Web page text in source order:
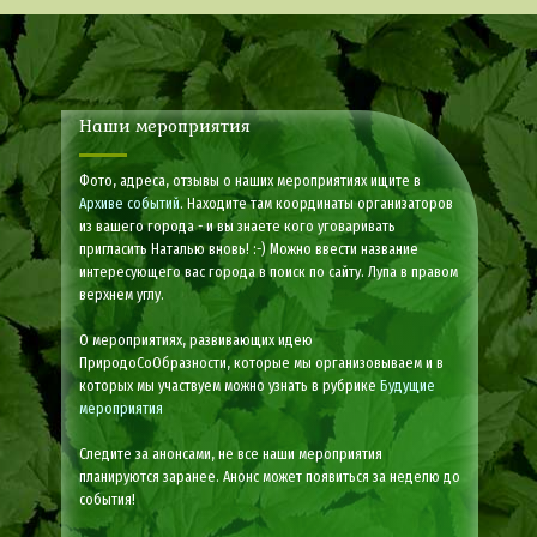
Наши мероприятия
Фото, адреса, отзывы о наших мероприятиях ищите в
Архиве событий. Находите там координаты организаторов
из вашего города - и вы знаете кого уговаривать
пригласить Наталью вновь! :-) Можно ввести название
интересующего вас города в поиск по сайту. Лупа в правом
верхнем углу.
О мероприятиях, развивающих идею
ПриродоСоОбразности, которые мы организовываем и в
которых мы участвуем можно узнать в рубрикеБудущие
мероприятия
Следите за анонсами, не все наши мероприятия
планируются заранее. Анонс может появиться за неделю до
события!